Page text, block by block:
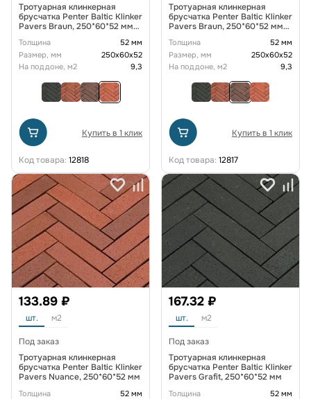
Тротуарная клинкерная
брусчатка Penter Baltic Klinker
Pavers Braun, 250*60*52 мм
Толщина
52 мм
Размер, мм
250х60х52
На поддоне, м2
9,3
Купить в 1 клик
Код товара: 12818
Тротуарная клинкерная
брусчатка Penter Baltic Klinker
Pavers Braun, 250*60*52 мм
Толщина
52 мм
Размер, мм
250х60х52
На поддоне, м2
9,3
Купить в 1 клик
Код товара: 12817
133.89 ₽
шт. м2
Под заказ
Тротуарная клинкерная
брусчатка Penter Baltic Klinker
Pavers Nuance, 250*60*52 мм
Толщина
52 мм
167.32 ₽
шт. м2
Под заказ
Тротуарная клинкерная
брусчатка Penter Baltic Klinker
Pavers Grafit, 250*60*52 мм
Толщина
52 мм